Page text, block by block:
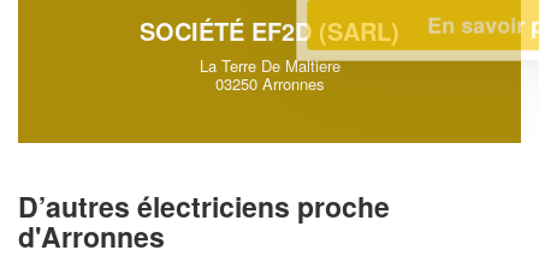
SOCIÉTÉ EF2D (SARL)
La Terre De Maltiere
03250 Arronnes
D’autres électriciens proche
d'Arronnes
En savoir plus